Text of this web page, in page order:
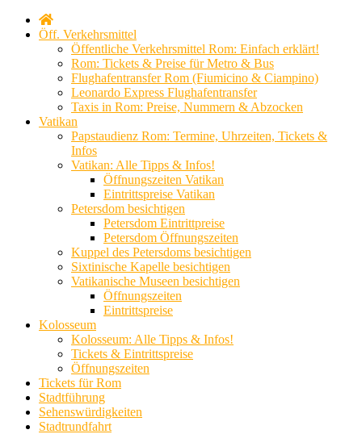
Öff. Verkehrsmittel
Öffentliche Verkehrsmittel Rom: Einfach erklärt!
Rom: Tickets & Preise für Metro & Bus
Flughafentransfer Rom (Fiumicino & Ciampino)
Leonardo Express Flughafentransfer
Taxis in Rom: Preise, Nummern & Abzocken
Vatikan
Papstaudienz Rom: Termine, Uhrzeiten, Tickets &
Infos
Vatikan: Alle Tipps & Infos!
Öffnungszeiten Vatikan
Eintrittspreise Vatikan
Petersdom besichtigen
Petersdom Eintrittpreise
Petersdom Öffnungszeiten
Kuppel des Petersdoms besichtigen
Sixtinische Kapelle besichtigen
Vatikanische Museen besichtigen
Öffnungszeiten
Eintrittspreise
Kolosseum
Kolosseum: Alle Tipps & Infos!
Tickets & Eintrittspreise
Öffnungszeiten
Tickets für Rom
Stadtführung
Sehenswürdigkeiten
Stadtrundfahrt